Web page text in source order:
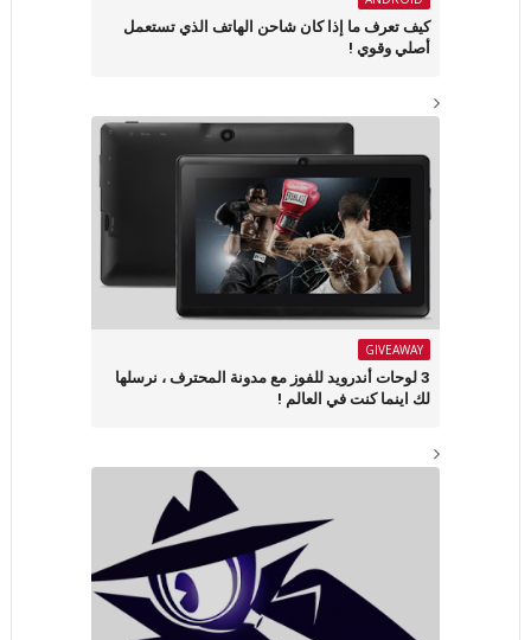
كيف تعرف ما إذا كان شاحن الهاتف الذي تستعمل
أصلي وقوي !
GIVEAWAY
3 لوحات أندرويد للفوز مع مدونة المحترف ، نرسلها
لك اينما كنت في العالم !